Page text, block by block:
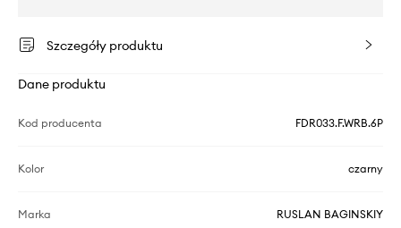
Szczegóły produktu
Dane produktu
Kod producenta FDR033.F.WRB.6P
Kolor czarny
Marka RUSLAN BAGINSKIY